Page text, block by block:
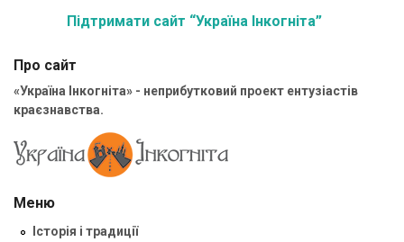
Підтримати сайт “Україна Інкогніта”
Про сайт
«Україна Інкогніта» - неприбутковий проект ентузіастів
краєзнавства.
Меню
Історія і традиції